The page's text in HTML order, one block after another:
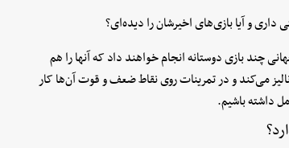
داری و آیا بازی‌های اخیرشان را دیده‌ای؟
چند بازی دوستانه انجام خواهند داد که آنها را هم
می‌کند و در تمرینات روی نقاط ضعف و قوت آن‌ها کار
داشته باشیم.